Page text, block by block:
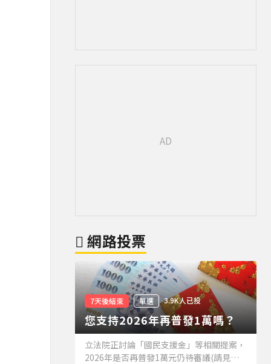
網路投票
7天後結束 單選 3.9K人已投
您支持2026年再普發1萬嗎？
立法院正討論「國民支援金」等相關提案，
2026年是否再普發1萬元仍待審議(請見下